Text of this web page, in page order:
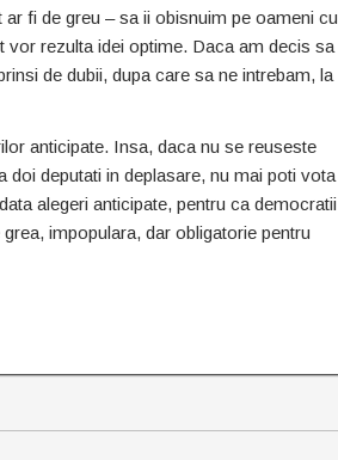
fi de greu – sa ii obisnuim pe oameni cu
vor rezulta idei optime. Daca am decis sa
de dubii, dupa care sa ne intrebam, la
anticipate. Insa, daca nu se reuseste
doi deputati in deplasare, nu mai poti vota
alegeri anticipate, pentru ca democratii
impopulara, dar obligatorie pentru